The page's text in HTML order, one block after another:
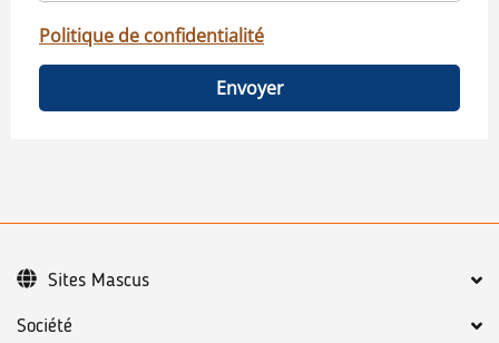
Politique de confidentialité
Envoyer
Société
Sites Mascus